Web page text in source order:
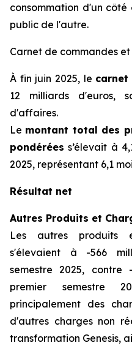
consommation d'un
public de l'autre.
Carnet de commandes
À fin juin 2025, le carnet
12 milliards d'euros,
d'affaires.
Le montant total des
pondérées s’élevait à
2025, représentant 6,1
Résultat net
Autres Produits et
Les autres produits
s'élevaient à -566
semestre 2025, contre
premier semestre
principalement des
d'autres charges non
transformation Genesis,